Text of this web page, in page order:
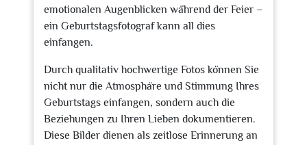
emotionalen Augenblicken während der Feier –
ein Geburtstagsfotograf kann all dies
einfangen.
Durch qualitativ hochwertige Fotos können Sie
nicht nur die Atmosphäre und Stimmung Ihres
Geburtstags einfangen, sondern auch die
Beziehungen zu Ihren Lieben dokumentieren.
Diese Bilder dienen als zeitlose Erinnerung an